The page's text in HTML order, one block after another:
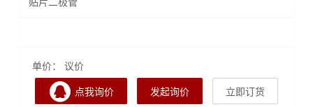
单价： 议价
点我询价 发起询价 立即订货